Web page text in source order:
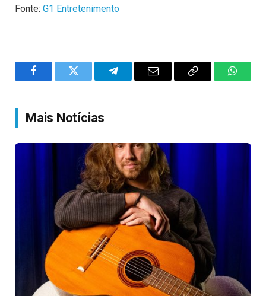
Fonte: G1 Entretenimento
FacebookTwitter TelegramEmail
Copy
Mais Notícias